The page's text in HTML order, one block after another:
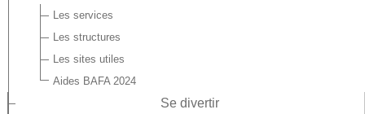
Les services
Les structures
Les sites utiles
Aides BAFA 2024
Se divertir